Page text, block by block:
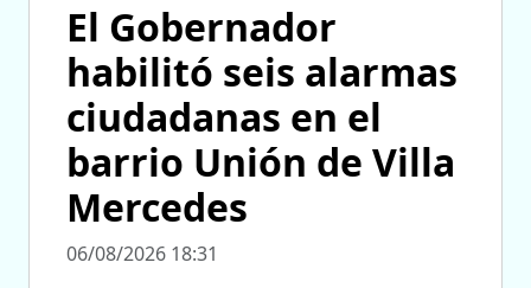
El Gobernador
habilitó seis alarmas
ciudadanas en el
barrio Unión de Villa
Mercedes
06/08/2026 18:31